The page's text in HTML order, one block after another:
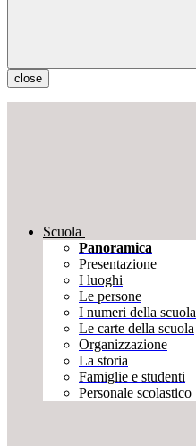
close
Scuola
Panoramica
Presentazione
I luoghi
Le persone
I numeri della scuola
Le carte della scuola
Organizzazione
La storia
Famiglie e studenti
Personale scolastico